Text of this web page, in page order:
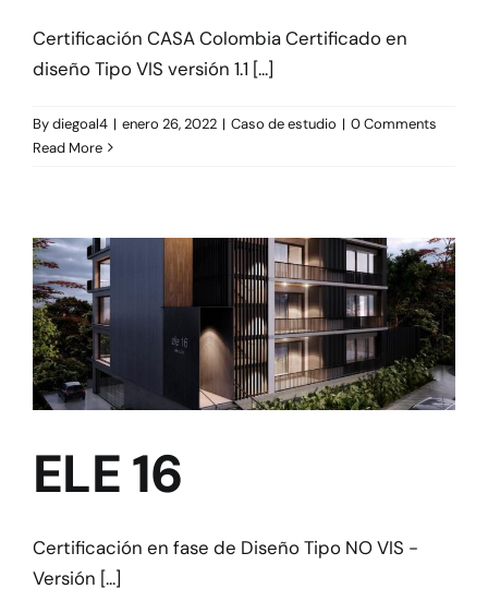
Certificación CASA Colombia Certificado en
diseño Tipo VIS versión 1.1 [...]
Bydiegoal4 | enero 26, 2022 | Caso de estudio | 0 Comments
Read More
ELE 16
Certificación en fase de Diseño Tipo NO VIS -
Versión [...]